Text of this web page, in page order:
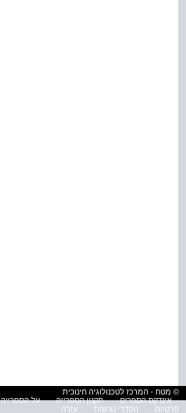
© מטח - המרכז לטכנולוגיה חינוכית
אינדקס הספרים
תקנון הספרייה על הספרייה
פרטיות
הסדרי נגישות עזרה